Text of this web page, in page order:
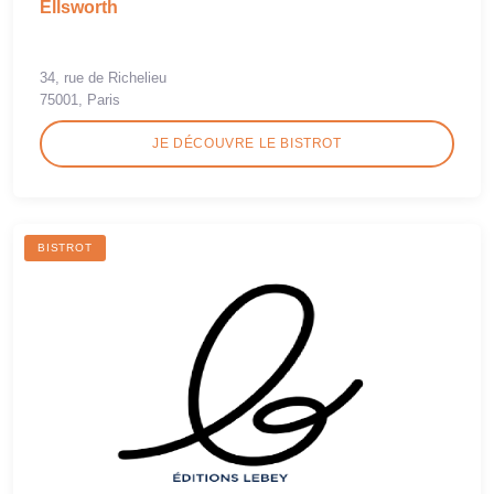
Ellsworth
34, rue de Richelieu
75001, Paris
JE DÉCOUVRE LE BISTROT
BISTROT